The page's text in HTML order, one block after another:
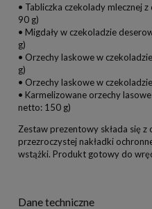
• Tabliczka czekolady mlecznej
90 g)
• Migdały w czekoladzie
g)
• Orzechy laskowe w
g)
• Orzechy laskowe w
• Karmelizowane orzechy
netto: 150 g)
Zestaw prezentowy składa się z
przezroczystej nakładki
wstążki. Produkt gotowy do
Dane techniczne